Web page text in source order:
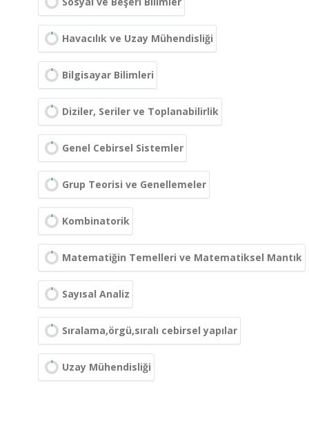
Havacılık ve Uzay Mühendisliği
Bilgisayar Bilimleri
Diziler, Seriler ve Toplanabilirlik
Genel Cebirsel Sistemler
Grup Teorisi ve Genellemeler
Kombinatorik
Matematiğin Temelleri ve Matematiksel Mantık
Sayısal Analiz
Sıralama,örgü,sıralı cebirsel yapılar
Uzay Mühendisliği